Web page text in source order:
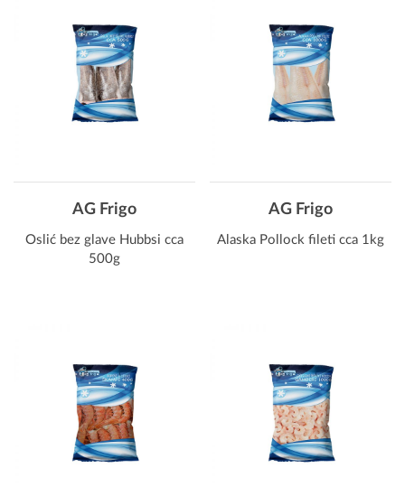
AG Frigo
Oslić bez glave Hubbsi cca
500g
AG Frigo
Alaska Pollock fileti cca 1kg